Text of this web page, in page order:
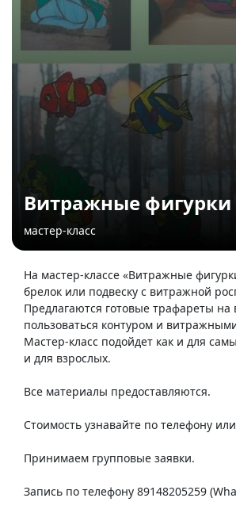
Витражные фигурки
мастер-класс
На мастер-классе «Витражные
брелок или подвеску с витражной
Предлагаются готовые трафареты
пользоваться контуром и
Мастер-класс подойдет как и для
и для взрослых.
Все материалы предоставляются.
Стоимость узнавайте по телефону
Принимаем групповые заявки.
Запись по телефону 89148205259